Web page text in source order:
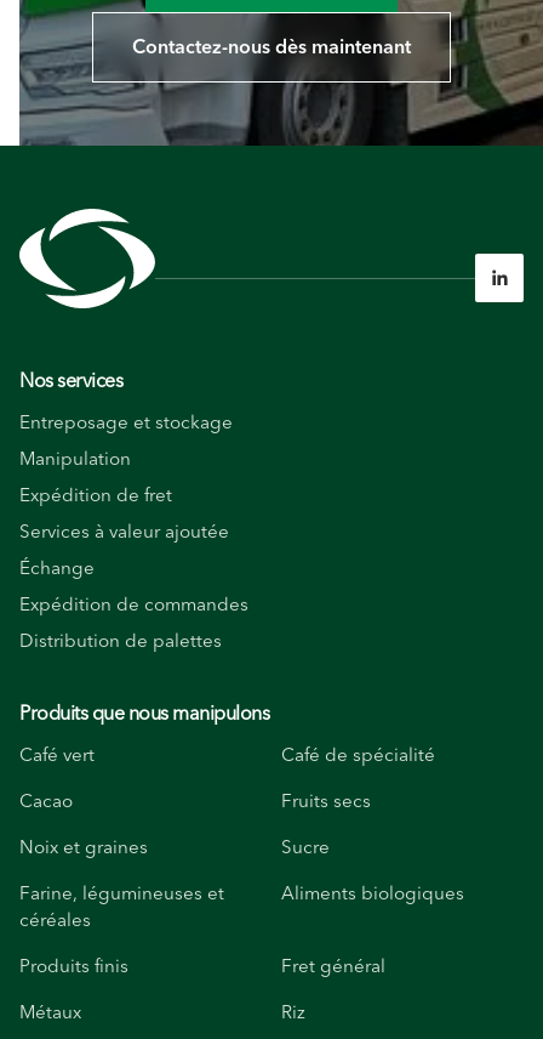
Contactez-nous dès maintenant

Nos services
Entreposage et stockage
Manipulation
Expédition de fret
Services à valeur ajoutée
Échange
Expédition de commandes
Distribution de palettes
Produits que nous manipulons
Café vert
Café de spécialité
Cacao
Fruits secs
Noix et graines
Sucre
Farine, légumineuses et
céréales
Aliments biologiques
Produits finis
Fret général
Métaux
Riz